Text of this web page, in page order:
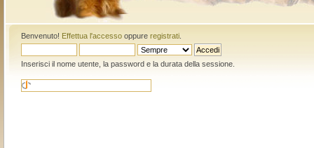
Benvenuto! Effettua l'accessooppure registrati.
Inserisci il nome utente, la password e la durata della sessione.